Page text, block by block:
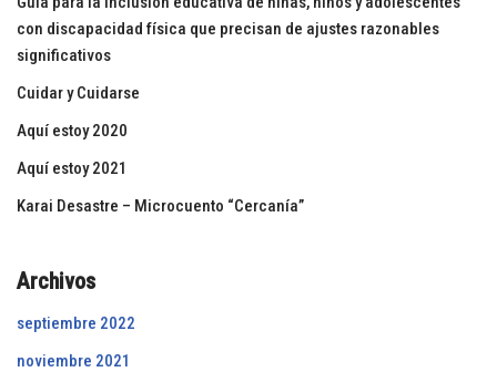
con discapacidad física que precisan de ajustes razonables
significativos
Cuidar y Cuidarse
Aquí estoy 2020
Aquí estoy 2021
Karai Desastre – Microcuento “Cercanía”
Archivos
septiembre 2022
noviembre 2021